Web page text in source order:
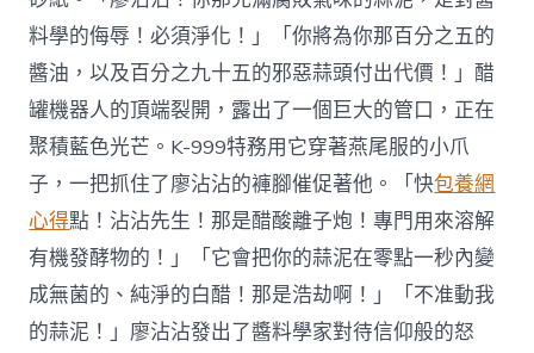
料學的侮辱！必須淨化！」「你將為你那百分之五的
醬油，以及百分之九十五的邪惡蒜頭付出代價！」醋
罐機器人的頂端裂開，露出了一個巨大的管口，正在
聚積藍色光芒。K-999特務用它穿著燕尾服的小爪
子，一把抓住了廖沾沾的褲腳催促著他。「快包養網
心得點！沾沾先生！那是醋酸離子炮！專門用來溶解
有機發酵物的！」「它會把你的蒜泥在零點一秒內變
成無菌的、純淨的白醋！那是浩劫啊！」「不准動我
的蒜泥！」廖沾沾發出了醬料學家對待信仰般的怒